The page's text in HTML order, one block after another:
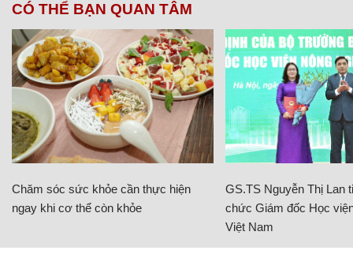
CÓ THỂ BẠN QUAN TÂM
Chăm sóc sức khỏe cần thực hiện
ngay khi cơ thể còn khỏe
GS.TS Nguyễn Thị Lan
chức Giám đốc Học
Việt Nam